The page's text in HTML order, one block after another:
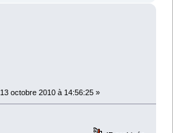
13 octobre 2010 à 14:56:25 »